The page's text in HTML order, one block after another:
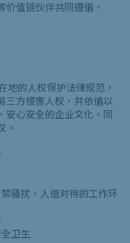
价值链伙伴共同遵循。
地的人权保护法律规范，
三方侵害人权，并依循以
安心安全的企业文化，同
。
骚扰、人道对待的工作环
卫生